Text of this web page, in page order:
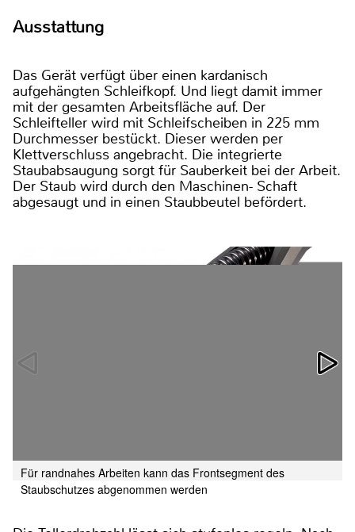
Ausstattung
Das Gerät verfügt über einen kardanisch
aufgehängten Schleifkopf. Und liegt damit immer
mit der gesamten Arbeitsfläche auf. Der
Schleifteller wird mit Schleifscheiben in 225 mm
Durchmesser bestückt. Dieser werden per
Klettverschluss angebracht. Die integrierte
Staubabsaugung sorgt für Sauberkeit bei der Arbeit.
Der Staub wird durch den Maschinen- Schaft
abgesaugt und in einen Staubbeutel befördert.
Für randnahes Arbeiten kann das Frontsegment des
Staubschutzes abgenommen werden